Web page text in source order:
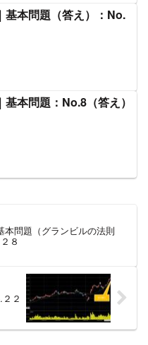
基本問題（答え）：No.
基本問題：No.8（答え）
本問題（グランビルの法則
８
２